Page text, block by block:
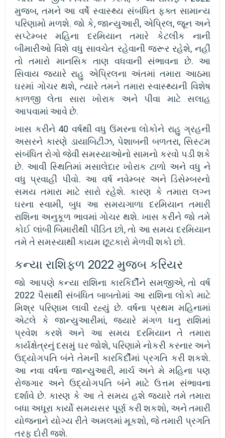
મુજબ, તમને આ વર્ષે સ્વાસ્થ્ય સંબંધિત ફક્ત સામાન્ય
પરિણામો મળશે. જો કે, જાન્યુઆરી, એપ્રિલ, જૂન અને
સપ્ટેમ્બર મહિના દરમિયાન તમારે કેટલીક નાની
બીમારીઓ વિશે વધુ સાવચેત રહેવાની જરૂર રહેશે, નહીં
તો તમારો માનસિક તાણ વધવાની સંભાવના છે. આ
સિવાય જ્યારે રાહુ એપ્રિલના અંતમાં તમારા આઠમા
ઘરમાં ગોચર થશે, ત્યારે તમને તમારા સ્વાસ્થ્યની વિશેષ
કાળજી લેતા સારા ખોરાક અને પીવા માટે સલાહ
આપવામાં આવે છે.
ખાસ કરીને 40 વર્ષથી વધુ ઉંમરના લોકોને રાહુ ગ્રહની
અસરને કારણે ડાયાબિટીઝ, પેશાબની બળતરા, સિસ્ટમ
સંબંધિત રોગો જેવી સમસ્યાઓનો સામનો કરવો પડી શકે
છે. આવી સ્થિતિમાં મસાલેદાર ખોરાક ટાળો અને વધુ ને
વધુ પ્રવાહી પીવો. આ વર્ષ નવેમ્બર અને ડિસેમ્બરનો
સમય તમારા માટે સારો રહેશે. કારણ કે તમારા લગ્ન
ઘરના સ્વામી, બુધ આ સમયગાળા દરમિયાન તમારી
રાશિના અનુકૂળ ભાવમાં ગોચર થશે. ખાસ કરીને જો તમે
કોઈ લાંબી બિમારીથી પીડિત છો, તો આ સમય દરમિયાન
તમે તે સમસ્યાથી કાયમ છૂટકારો મેળવી શકો છો.
કન્યા રાશિફળ 2022 મુજબ કરિયર
જો આપણે કન્યા રાશિના કારકિર્દીને સમજીએ, તો વર્ષ
2022 પૈસાથી સંબંધિત બાબતોમાં આ રાશિના લોકો માટે
મિશ્ર પરિણામ લાવી રહ્યું છે. વર્ષના પ્રથમ મહિનામાં
એટલે કે જાન્યુઆરીમાં, જ્યારે મંગળ ધનુ રાશિમાં
પ્રવેશ કરશે અને આ સમય દરમિયાન તે તમારા
કાર્યક્ષેત્રનું દસમું ઘર જોશે, પરિણામે નોકરી કરનાર અને
ઉદ્યોગપતિ બંને તેમની કારકિર્દીમાં પ્રગતિ કરી શકશે.
આ નવા વર્ષના જાન્યુઆરી, માર્ચ અને મે મહિના પણ
રોજગાર અને ઉદ્યોગપતિ બંને માટે ઉત્તમ સંભાવના
દર્શાવે છે. કારણ કે આ તે સમય હશે જ્યારે તમે તમારા
બધા અધૂરા કાર્યો સમયસર પૂર્ણ કરી શકશો, અને તમારી
યોજનાને યોગ્ય રીતે અમલમાં મૂકશો, જે તમારી પ્રગતિ
તરફ દોરી જશે.